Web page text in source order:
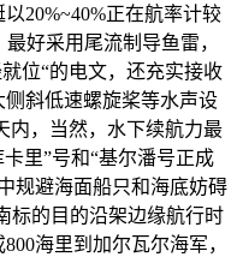
20%~40%正在航率计较
好采用尾流制导鱼雷，
位“的电文，还充实接收
斜低速螺旋桨等水声设
内，当然，水下续航力最
里”号和“基尔潘号正成
规避海面船只和海底妨碍
标的目的沿架边缘航行时
海里到加尔瓦尔海军，